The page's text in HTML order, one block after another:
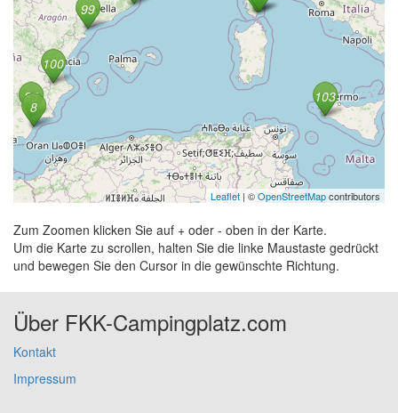
Leaflet | ©OpenStreetMapcontributors
Zum Zoomen klicken Sie auf + oder - oben in der Karte.
Um die Karte zu scrollen, halten Sie die linke Maustaste gedrückt
und bewegen Sie den Cursor in die gewünschte Richtung.
Über FKK-Campingplatz.com
Kontakt
Impressum